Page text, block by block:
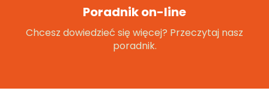
Poradnik on-line
Chcesz dowiedzieć się więcej? Przeczytaj nasz
poradnik.